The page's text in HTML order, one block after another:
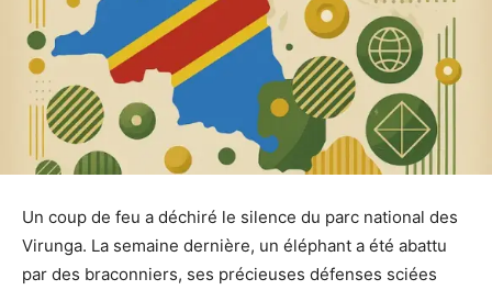
Un coup de feu a déchiré le silence du parc national des
Virunga. La semaine dernière, un éléphant a été abattu
par des braconniers, ses précieuses défenses sciées